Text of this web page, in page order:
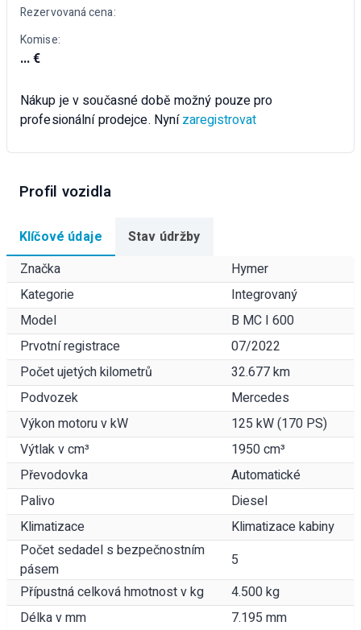
Rezervovaná cena:
Komise:
... €
Nákup je v současné době možný pouze pro
profesionální prodejce. Nynízaregistrovat
Profil vozidla
Klíčové údaje
Stav údržby
Značka
Hymer
Kategorie
Integrovaný
Model
B MC I 600
Prvotní registrace
07/2022
Počet ujetých kilometrů
32.677 km
Podvozek
Mercedes
Výkon motoru v kW
125 kW (170 PS)
Výtlak v cm³
1950 cm³
Převodovka
Automatické
Palivo
Diesel
Klimatizace
Klimatizace kabiny
Počet sedadel s bezpečnostním
pásem
5
Přípustná celková hmotnost v kg
4.500 kg
Délka v mm
7.195 mm